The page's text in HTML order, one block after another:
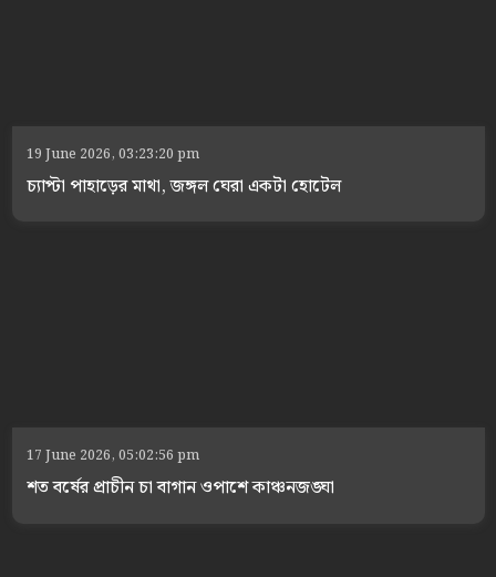
19 June 2026, 03:23:20 pm
চ্যাপ্টা পাহাড়ের মাথা, জঙ্গল ঘেরা একটা হোটেল
17 June 2026, 05:02:56 pm
শত বর্ষের প্রাচীন চা বাগান ওপাশে কাঞ্চনজঙ্ঘা